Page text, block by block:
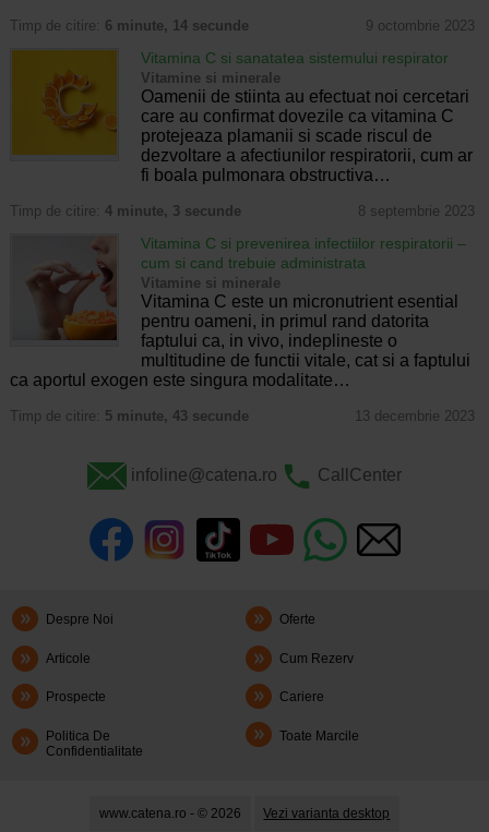
Timp de citire: 6 minute, 14 secunde 9 octombrie 2023
Vitamina C si sanatatea sistemului respirator
Vitamine si minerale
Oamenii de stiinta au efectuat noi cercetari
care au confirmat dovezile ca vitamina C
protejeaza plamanii si scade riscul de
dezvoltare a afectiunilor respiratorii, cum ar
fi boala pulmonara obstructiva…
Timp de citire: 4 minute, 3 secunde 8 septembrie 2023
Vitamina C si prevenirea infectiilor respiratorii –
cum si cand trebuie administrata
Vitamine si minerale
Vitamina C este un micronutrient esential
pentru oameni, in primul rand datorita
faptului ca, in vivo, indeplineste o
multitudine de functii vitale, cat si a faptului
ca aportul exogen este singura modalitate…
Timp de citire: 5 minute, 43 secunde 13 decembrie 2023
infoline@catena.ro CallCenter
Despre Noi Oferte
Articole Cum Rezerv
Prospecte Cariere
Politica De
Confidentialitate
Toate Marcile
www.catena.ro - © 2026 Vezi varianta desktop